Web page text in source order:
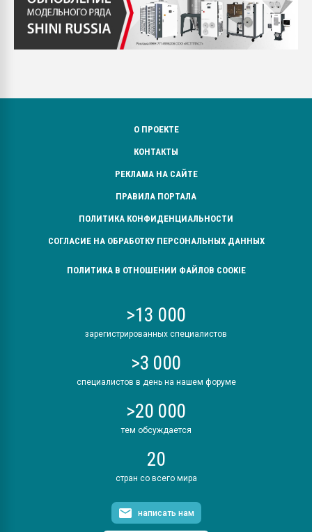
О ПРОЕКТЕ
КОНТАКТЫ
РЕКЛАМА НА САЙТЕ
ПРАВИЛА ПОРТАЛА
ПОЛИТИКА КОНФИДЕНЦИАЛЬНОСТИ
СОГЛАСИЕ НА ОБРАБОТКУ ПЕРСОНАЛЬНЫХ ДАННЫХ
ПОЛИТИКА В ОТНОШЕНИИ ФАЙЛОВ COOKIE
>13 000
зарегистрированных специалистов
>3 000
специалистов в день на нашем форуме
>20 000
тем обсуждается
20
стран со всего мира
написать нам